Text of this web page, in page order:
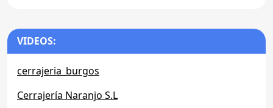
VIDEOS:
cerrajeria_burgos
Cerrajería Naranjo S.L